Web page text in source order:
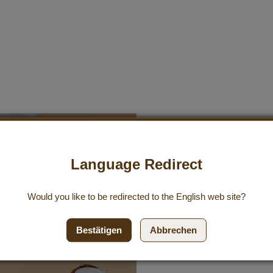
Anmeldung
Abonniere unseren
aktuelle Angebote zu
Abonnieren
Language Redirect
Would you like to be redirected to the English web site?
Bestätigen Abbrechen